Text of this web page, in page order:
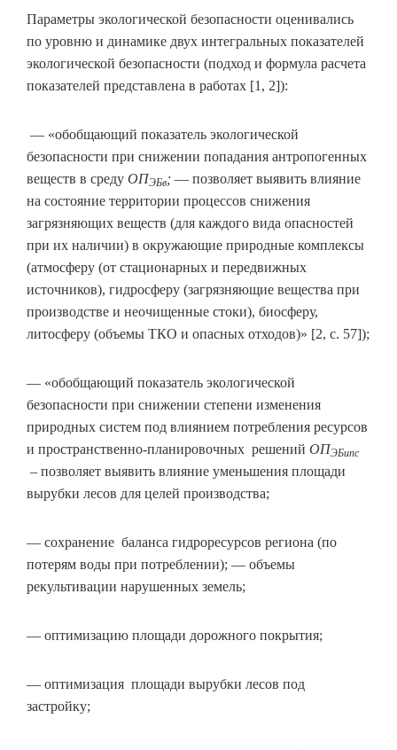
Параметры экологической безопасности оценивались
по уровню и динамике двух интегральных показателей
экологической безопасности (подход и формула расчета
показателей представлена в работах [1, 2]):
— «обобщающий показатель экологической
безопасности при снижении попадания антропогенных
веществ в среду ОПЭБв; — позволяет выявить влияние
на состояние территории процессов снижения
загрязняющих веществ (для каждого вида опасностей
при их наличии) в окружающие природные комплексы
(атмосферу (от стационарных и передвижных
источников), гидросферу (загрязняющие вещества при
производстве и неочищенные стоки), биосферу,
литосферу (объемы ТКО и опасных отходов)» [2, с. 57]);
— «обобщающий показатель экологической
безопасности при снижении степени изменения
природных систем под влиянием потребления ресурсов
и пространственно-планировочных решений ОПЭБипс
– позволяет выявить влияние уменьшения площади
вырубки лесов для целей производства;
— сохранение баланса гидроресурсов региона (по
потерям воды при потреблении); — объемы
рекультивации нарушенных земель;
— оптимизацию площади дорожного покрытия;
— оптимизация площади вырубки лесов под
застройку;